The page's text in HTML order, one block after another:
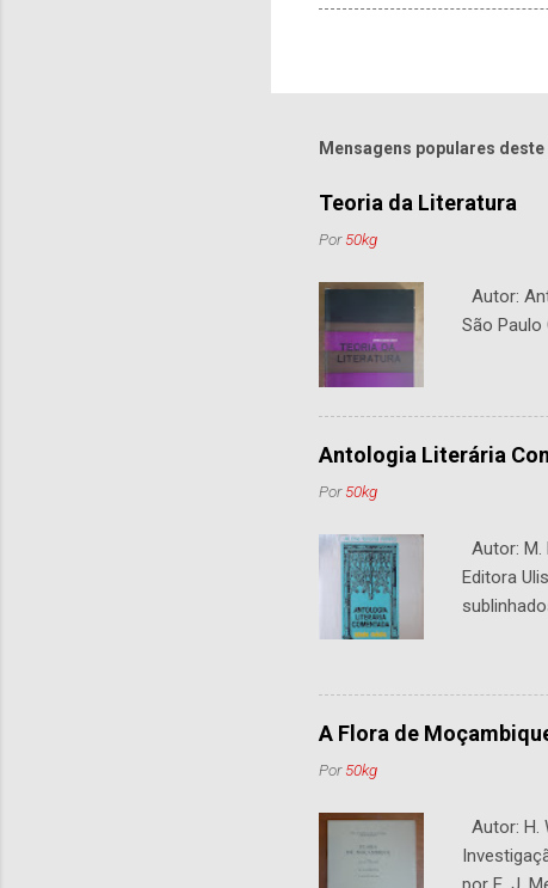
Mensagens populares
Teoria da Literatura
Por50kg
Autor:
São Paulo
Antologia Literária
Por50kg
Autor: M.
Editora
A Flora de
Por50kg
Autor: H.